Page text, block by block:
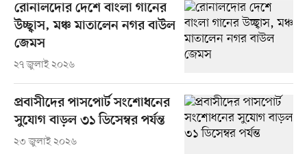
রোনালদোর দেশে বাংলা গানের
উচ্ছ্বাস, মঞ্চ মাতালেন নগর বাউল
জেমস
২৭ জুলাই ২০২৬
প্রবাসীদের পাসপোর্ট সংশোধনের
সুযোগ বাড়ল ৩১ ডিসেম্বর পর্যন্ত
২৩ জুলাই ২০২৬